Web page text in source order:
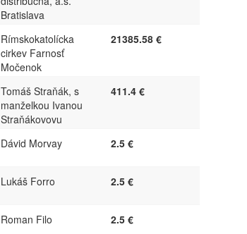
Bratislava
Rímskokatolícka
cirkev Farnosť
Močenok
21385.58 €
Tomáš Straňák, s
manželkou Ivanou
Straňákovovu
411.4 €
Dávid Morvay 2.5 €
Lukáš Forro 2.5 €
Roman Filo 2.5 €